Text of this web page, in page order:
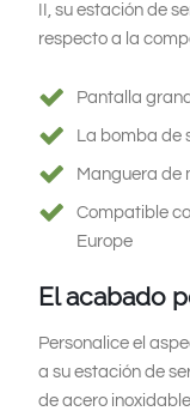
II, su estación de
respecto a la
Pantalla
La bomba
Manguera de
Compatible
Europe
El acabado
Personalice el
a su estación de
de acero